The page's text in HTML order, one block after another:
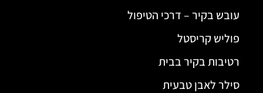
עובש בקיר – דרכי הטיפול
פוליש קריסטל
רטיבות בקיר בבית
סילר לאבן טבעית